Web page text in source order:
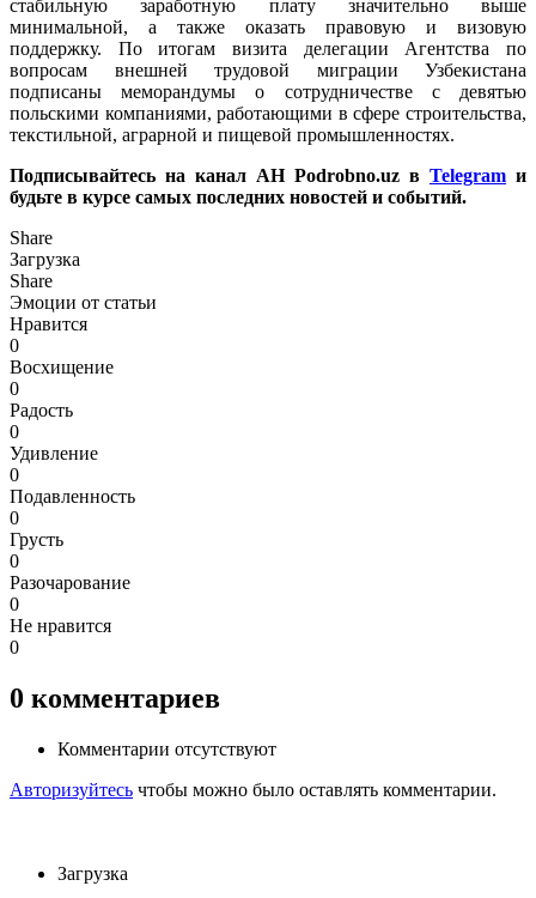
стабильную заработную плату значительно выше
минимальной, а также оказать правовую и визовую
поддержку. По итогам визита делегации Агентства по
вопросам внешней трудовой миграции Узбекистана
подписаны меморандумы о сотрудничестве с девятью
польскими компаниями, работающими в сфере строительства,
текстильной, аграрной и пищевой промышленностях.
Подписывайтесь на канал АН Podrobno.uz в Telegram и
будьте в курсе самых последних новостей и событий.
Share
Загрузка
Share
Эмоции от статьи
Нравится
0
Восхищение
0
Радость
0
Удивление
0
Подавленность
0
Грусть
0
Разочарование
0
Не нравится
0
0 комментариев
Комментарии отсутствуют
Авторизуйтесь чтобы можно было оставлять комментарии.
Загрузка